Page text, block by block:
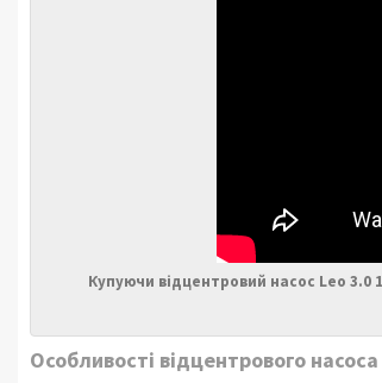
Купуючи відцентровий насос Leo 3.0
Особливості відцентрового